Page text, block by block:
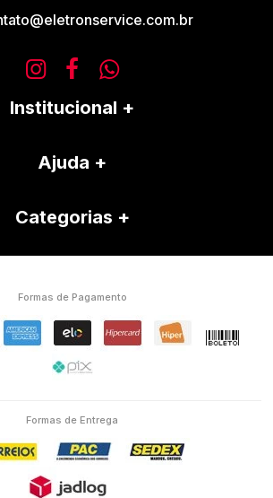
Institucional
Ajuda
Categorias
Formas de Pagamento
Formas de Entrega